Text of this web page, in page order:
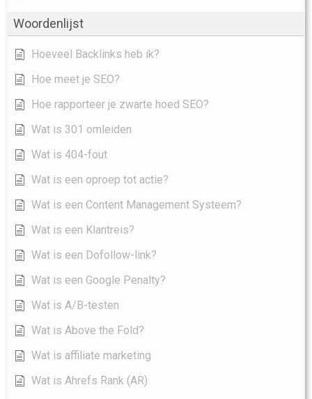
Woordenlijst
Hoeveel Backlinks heb ik?
Hoe meet je SEO?
Hoe rapporteer je zwarte hoed SEO?
Wat is 301 omleiden
Wat is 404-fout
Wat is een oproep tot actie?
Wat is een Content Management Systeem?
Wat is een Klantreis?
Wat is een Dofollow-link?
Wat is een Google Penalty?
Wat is A/B-testen
Wat is Above the Fold?
Wat is affiliate marketing
Wat is Ahrefs Rank (AR)